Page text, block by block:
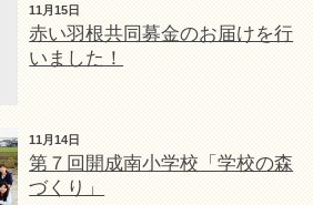
11月15日
赤い羽根共同募金のお届けを行
いました！
11月14日
第７回開成南小学校「学校の森
づくり」